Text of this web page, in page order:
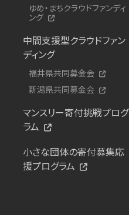
ゆめ・まちクラウドファンディ
ング
中間支援型クラウドファン
ディング
福井県共同募金会
新潟県共同募金会
マンスリー寄付挑戦プログ
ラム
小さな団体の寄付募集応
援プログラム